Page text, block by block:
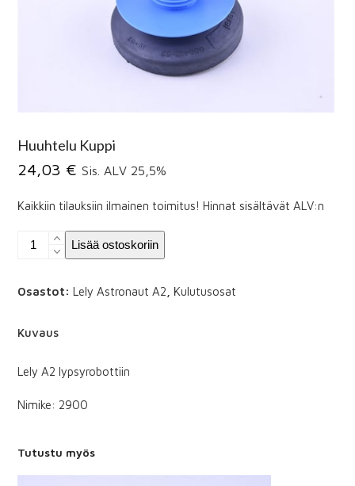
Huuhtelu Kuppi
24,03 € Sis. ALV 25,5%
Kaikkiin tilauksiin ilmainen toimitus! Hinnat sisältävät ALV:n
Huuhtelu
Lisää ostoskoriin
Osastot:Lely Astronaut A2 ,Kulutusosat
Kuvaus
Lely A2 lypsyrobottiin
Nimike: 2900
Tutustu myös